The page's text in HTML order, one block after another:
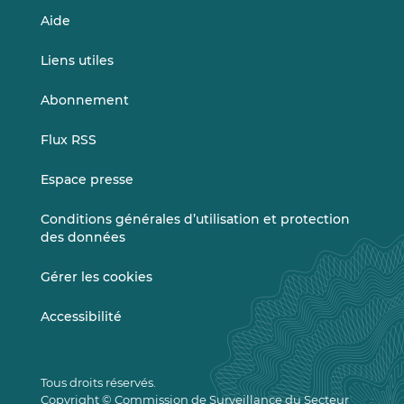
Aide
Liens utiles
Abonnement
Flux RSS
Espace presse
Conditions générales d’utilisation et protection
des données
Gérer les cookies
Accessibilité
Tous droits réservés.
Copyright © Commission de Surveillance du Secteur